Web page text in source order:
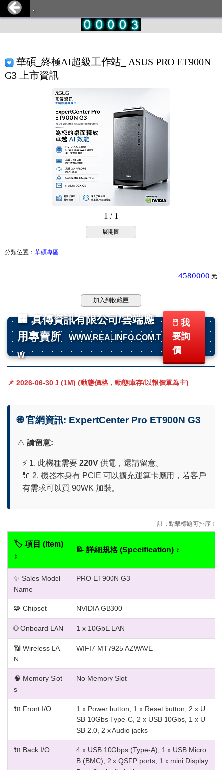
.
華碩_終極AI超級工作站_ ASUS PRO ET900N
G3 上市資訊
1 / 1
展開圖
分類位置 ： 華碩專區
4580000 元
加入到收藏匣
🏢 真傳資訊有限公司/雲端應
用專賣所
WWW.REALINFO.COM.T
W
🖱️ 我
要詢
價
📌 2026-06-30 J (1M) (動態價格，動態庫存/以報價單為主)
🌐 官網資訊: ExpertCenter Pro ET900N G3
⚠️ 請留意:
⚡ 1. 此機種需要 220V供電，還請留意。
🔌 2. 機器本身有 PCIE 可以擴充運算卡應用，若客戶
有需求可以買 90WK 加裝。
註：點擊標題可排序 ↕️
🏷️ 項目 (Item)
↕️
📝 詳細規格 (Specification) ↕️
✨ Sales Model
Name
PRO ET900N G3
🧩 Chipset NVIDIA GB300
🌐 Onboard LAN 1 x 10GbE LAN
📶 Wireless LA
N
WIFI7 MT7925 AZWAVE
🧠 Memory Slot
s
No Memory Slot
🔌 Front I/O
1 x Power button, 1 x Reset button, 2 x U
SB 10Gbs Type-C, 2 x USB 10Gbs, 1 x U
SB 2.0, 2 x Audio jacks
🔌 Back I/O
4 x USB 10Gbps (Type-A), 1 x USB Micro
B (BMC), 2 x QSFP ports, 1 x mini Display